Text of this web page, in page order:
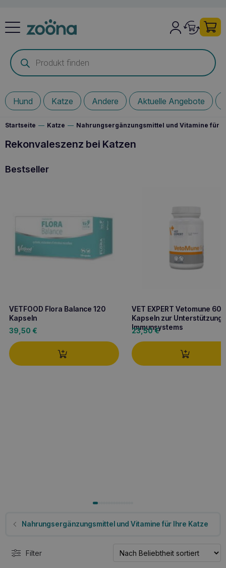
Products
search
Hund Katze Andere Aktuelle Angebote
Startseite — Katze — Nahrungsergänzungsmittel und Vitamine für
Rekonvaleszenz bei Katzen
Bestseller
VETFOOD Flora Balance 120
Kapseln
39,50 €
VET EXPERT Vetomune 60
Kapseln zur Unterstützung
Immunsystems
23,50€
Nahrungsergänzungsmittel und Vitamine für Ihre Katze
Filter